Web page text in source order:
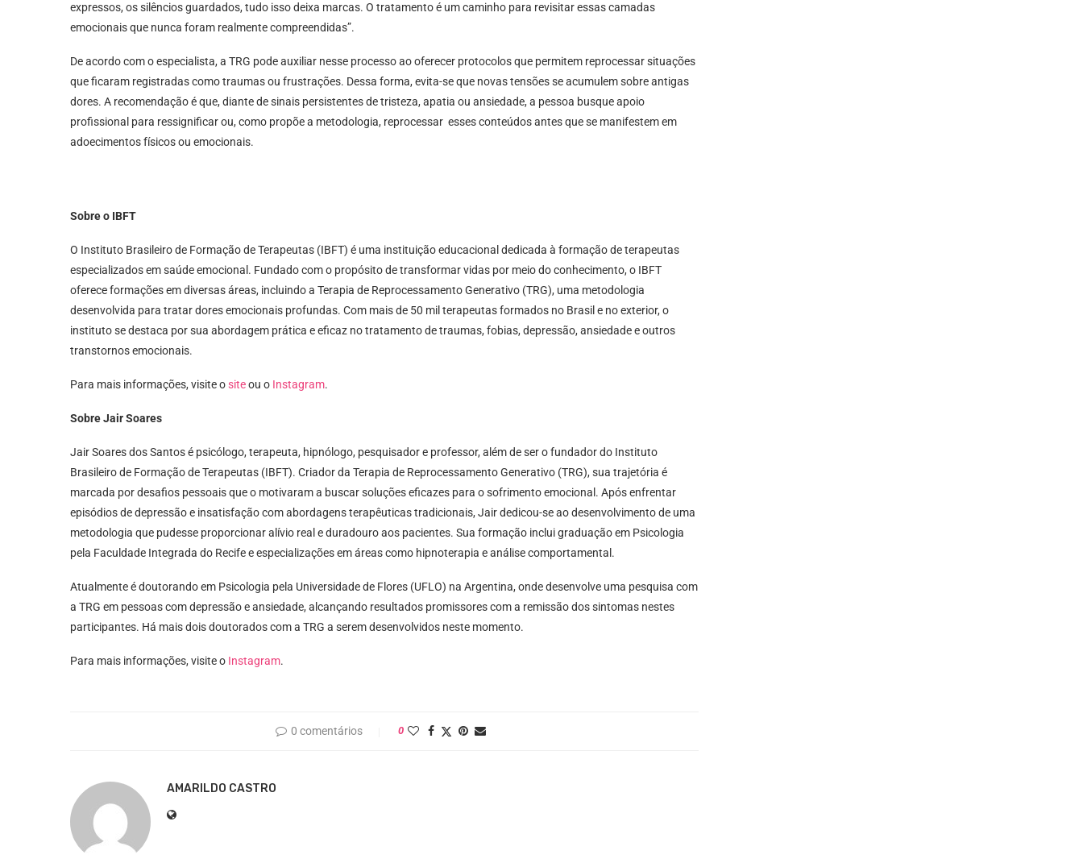
expressos, os silêncios guardados, tudo isso deixa marcas. O tratamento é um caminho para revisitar essas camadas
emocionais que nunca foram realmente compreendidas”.
De acordo com o especialista, a TRG pode auxiliar nesse processo ao oferecer protocolos que permitem reprocessar situações
que ficaram registradas como traumas ou frustrações. Dessa forma, evita-se que novas tensões se acumulem sobre antigas
dores. A recomendação é que, diante de sinais persistentes de tristeza, apatia ou ansiedade, a pessoa busque apoio
profissional para ressignificar ou, como propõe a metodologia, reprocessar esses conteúdos antes que se manifestem em
adoecimentos físicos ou emocionais.
Sobre o IBFT
O Instituto Brasileiro de Formação de Terapeutas (IBFT) é uma instituição educacional dedicada à formação de terapeutas
especializados em saúde emocional. Fundado com o propósito de transformar vidas por meio do conhecimento, o IBFT
oferece formações em diversas áreas, incluindo a Terapia de Reprocessamento Generativo (TRG), uma metodologia
desenvolvida para tratar dores emocionais profundas. Com mais de 50 mil terapeutas formados no Brasil e no exterior, o
instituto se destaca por sua abordagem prática e eficaz no tratamento de traumas, fobias, depressão, ansiedade e outros
transtornos emocionais.
Para mais informações, visite ositeou o Instagram.
Sobre Jair Soares
Jair Soares dos Santos é psicólogo, terapeuta, hipnólogo, pesquisador e professor, além de ser o fundador do Instituto
Brasileiro de Formação de Terapeutas (IBFT). Criador da Terapia de Reprocessamento Generativo (TRG), sua trajetória é
marcada por desafios pessoais que o motivaram a buscar soluções eficazes para o sofrimento emocional. Após enfrentar
episódios de depressão e insatisfação com abordagens terapêuticas tradicionais, Jair dedicou-se ao desenvolvimento de uma
metodologia que pudesse proporcionar alívio real e duradouro aos pacientes. Sua formação inclui graduação em Psicologia
pela Faculdade Integrada do Recife e especializações em áreas como hipnoterapia e análise comportamental.
Atualmente é doutorando em Psicologia pela Universidade de Flores (UFLO) na Argentina, onde desenvolve uma pesquisa com
a TRG em pessoas com depressão e ansiedade, alcançando resultados promissores com a remissão dos sintomas nestes
participantes. Há mais dois doutorados com a TRG a serem desenvolvidos neste momento.
Para mais informações, visite o Instagram.
0 comentários 0
AMARILDO CASTRO